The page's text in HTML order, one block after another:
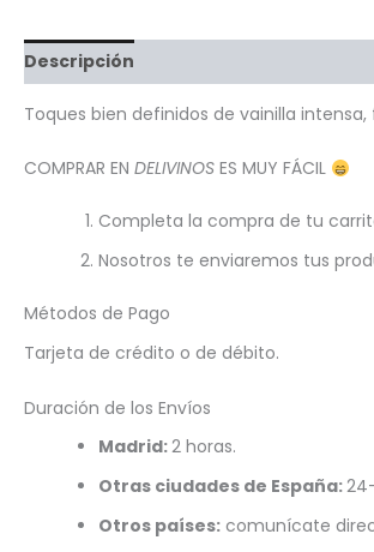
Descripción
Toques bien definidos de vainilla
COMPRAR EN DELIVINOS ES MUY FÁCIL
Completa la compra de tu
Nosotros te enviaremos tus
Métodos de Pago
Tarjeta de crédito o de débito.
Duración de los Envíos
Madrid:2 horas.
Otras ciudades de España:
Otros países: comunícate